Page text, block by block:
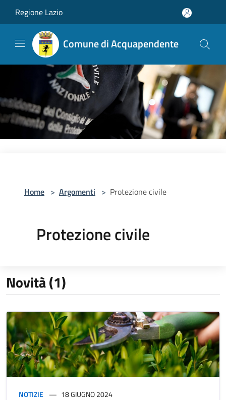
Regione Lazio
Comune di Acquapendente
Home > Argomenti > Protezione civile
Protezione civile
Novità (1)
NOTIZIE 18 GIUGNO 2024